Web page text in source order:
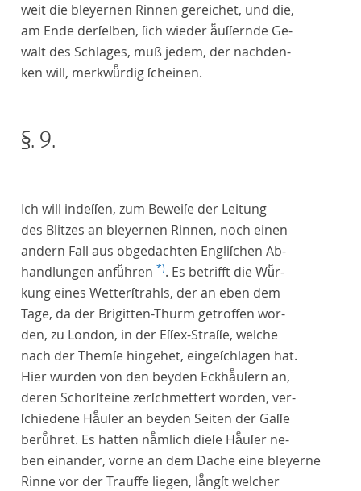
weit die bleyernen Rinnen gereichet, und die,
am Ende derſelben, ſich wieder aͤuſſernde Ge-
walt des Schlages, muß jedem, der nachden-
ken will, merkwuͤrdig ſcheinen.
§. 9.
Ich will indeſſen, zum Beweiſe der Leitung
des Blitzes an bleyernen Rinnen, noch einen
andern Fall aus obgedachten Engliſchen Ab-
handlungen anfuͤhren *). Es betrifft die Wuͤr-
kung eines Wetterſtrahls, der an eben dem
Tage, da der Brigitten-Thurm getroffen wor-
den, zu London, in der Eſſex-Straſſe, welche
nach der Themſe hingehet, eingeſchlagen hat.
Hier wurden von den beyden Eckhaͤuſern an,
deren Schorſteine zerſchmettert worden, ver-
ſchiedene Haͤuſer an beyden Seiten der Gaſſe
beruͤhret. Es hatten naͤmlich dieſe Haͤuſer ne-
ben einander, vorne an dem Dache eine bleyerne
Rinne vor der Trauffe liegen, laͤngſt welcher